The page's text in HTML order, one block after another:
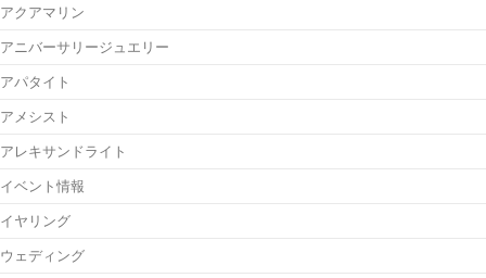
アクアマリン
アニバーサリージュエリー
アパタイト
アメシスト
アレキサンドライト
イベント情報
イヤリング
ウェディング